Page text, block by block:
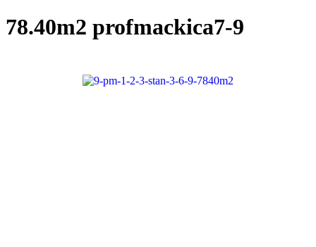
78.40m2 profmackica7-9